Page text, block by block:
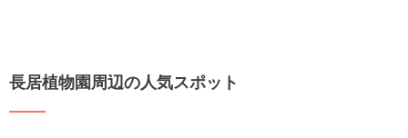
長居植物園周辺の人気スポット